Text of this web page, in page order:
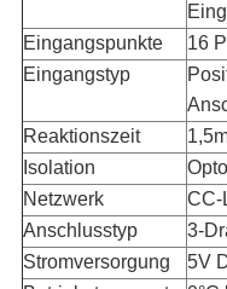
Eingangspunkte
16
Eingangstyp
Reaktionszeit
Isolation
Netzwerk
CC-
Anschlusstyp
3-
Stromversorgung
5V